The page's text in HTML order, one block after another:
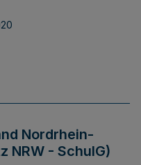
Nordrhein-
NRW - SchulG)